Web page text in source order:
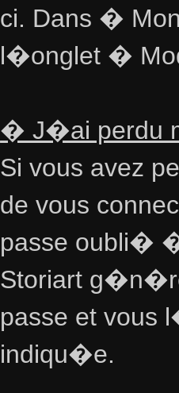
ci. Dans �
l�onglet �
� J�ai perdu
Si vous avez
de vous
passe oubli�
Storiart
passe et
indiqu�e.